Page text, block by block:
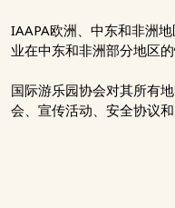
IAAPA欧洲、中东和非洲
业在中东和非洲部分地区的
国际游乐园协会对其所有
会、宣传活动、安全协议